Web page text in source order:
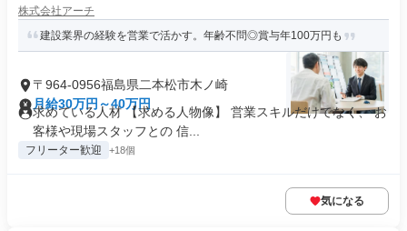
株式会社アーチ
建設業界の経験を営業で活かす。年齢不問◎賞与年100万円も
〒964-0956福島県二本松市木ノ崎
月給30万円～40万円
求めている人材 【求める人物像】 営業スキルだけでなく、 お
客様や現場スタッフとの 信...
フリーター歓迎 +18個
気になる